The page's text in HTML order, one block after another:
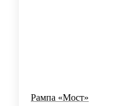
Рампа «Мост»